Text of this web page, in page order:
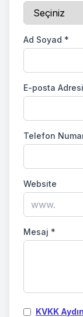
Ad Soyad *
E-posta Adresi
Telefon
Website
Mesaj *
KVKK